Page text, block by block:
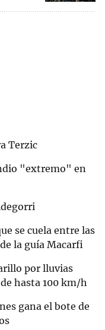
Terzic
"extremo" en
se cuela entre las
la guía Macarfi
por lluvias
hasta 100 km/h
gana el bote de